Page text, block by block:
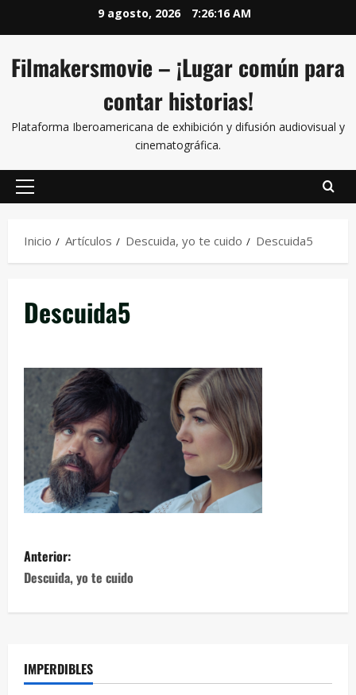
9 agosto, 2026 7:26:16 AM
Filmakersmovie – ¡Lugar común para
contar historias!
Plataforma Iberoamericana de exhibición y difusión audiovisual y
cinematográfica.
Inicio Artículos Descuida, yo te cuido Descuida5
Descuida5
Anterior:
Descuida, yo te cuido
IMPERDIBLES